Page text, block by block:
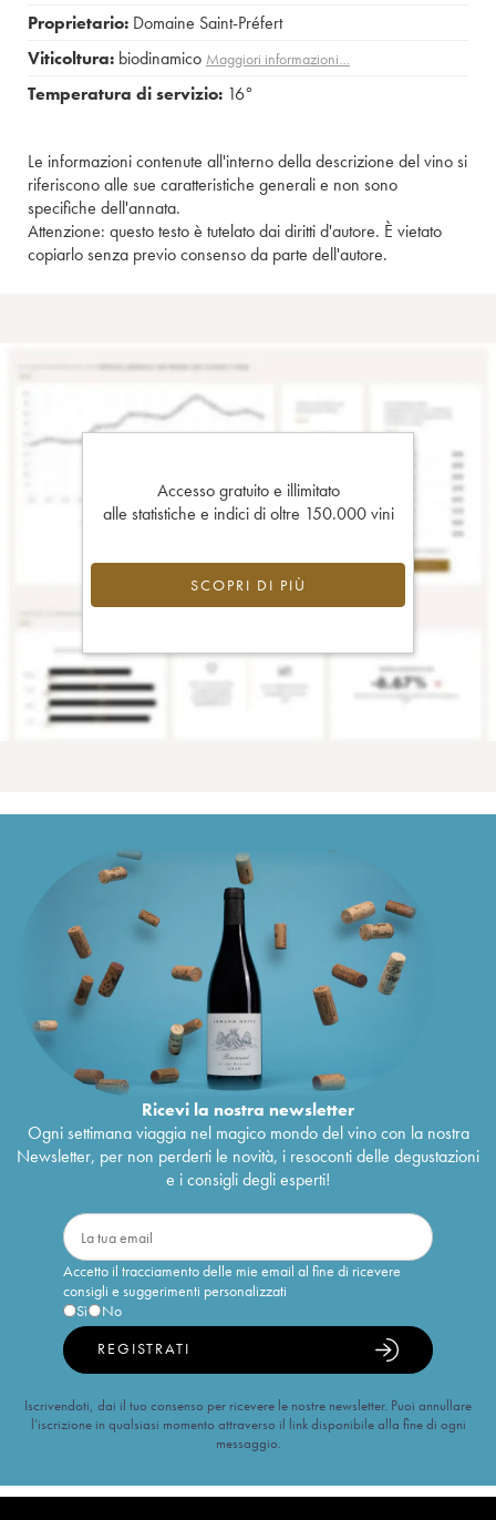
Proprietario: Domaine Saint-Préfert
Viticoltura: biodinamico Maggiori informazioni…
Temperatura di servizio: 16°
Le informazioni contenute all'interno della descrizione del vino si
riferiscono alle sue caratteristiche generali e non sono
specifiche dell'annata.
Attenzione: questo testo è tutelato dai diritti d'autore. È vietato
copiarlo senza previo consenso da parte dell'autore.
Accesso gratuito e illimitato
alle statistiche e indici di oltre 150.000 vini
SCOPRI DI PIÙ
Ricevi la nostra newsletter
Ogni settimana viaggia nel magico mondo del vino con la nostra
Newsletter, per non perderti le novità, i resoconti delle degustazioni
e i consigli degli esperti!
Accetto il tracciamento delle mie email al fine di ricevere
consigli e suggerimenti personalizzati
Sì
No
REGISTRATI
Iscrivendoti, dai il tuo consenso per ricevere le nostre newsletter. Puoi annullare
l’iscrizione in qualsiasi momento attraverso il link disponibile alla fine di ogni
messaggio.